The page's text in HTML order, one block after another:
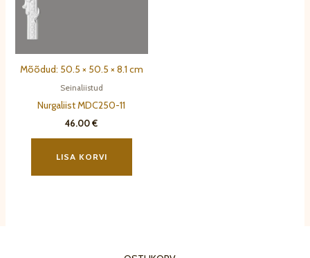
Mõõdud: 50.5 × 50.5 × 8.1 cm
Seinaliistud
Nurgaliist MDC250-11
46.00€
LISA KORVI